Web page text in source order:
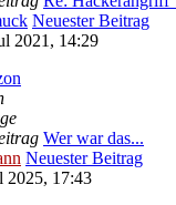
Neuester Beitrag
2021, 14:29
Wer war das...
Neuester Beitrag
2025, 17:43